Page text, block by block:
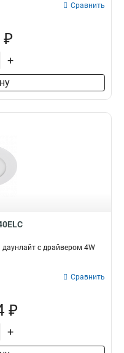
Сравнить
₽
+
даунлайт с драйвером 4W
Сравнить
₽
+